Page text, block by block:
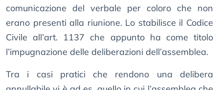
comunicazione del verbale per coloro che non
erano presenti alla riunione. Lo stabilisce il Codice
Civile all’art. 1137 che appunto ha come titolo
l’impugnazione delle deliberazioni dell’assemblea.
Tra i casi pratici che rendono una delibera